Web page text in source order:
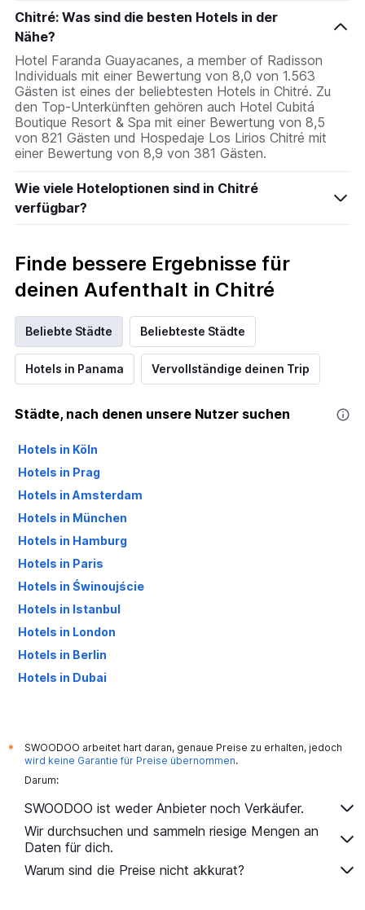
Chitré: Was sind die besten Hotels in der
Nähe?
Hotel Faranda Guayacanes, a member of Radisson
Individuals mit einer Bewertung von 8,0 von 1.563
Gästen ist eines der beliebtesten Hotels in Chitré. Zu
den Top-Unterkünften gehören auch Hotel Cubitá
Boutique Resort & Spa mit einer Bewertung von 8,5
von 821 Gästen und Hospedaje Los Lirios Chitré mit
einer Bewertung von 8,9 von 381 Gästen.
Wie viele Hoteloptionen sind in Chitré
verfügbar?
Finde bessere Ergebnisse für
deinen Aufenthalt in Chitré
Beliebte Städte Beliebteste Städte
Hotels in Panama Vervollständige deinen Trip
Städte, nach denen unsere Nutzer suchen
Hotels in Köln
Hotels in Prag
Hotels in Amsterdam
Hotels in München
Hotels in Hamburg
Hotels in Paris
Hotels in Świnoujście
Hotels in Istanbul
Hotels in London
Hotels in Berlin
Hotels in Dubai
*
SWOODOO arbeitet hart daran, genaue Preise zu erhalten, jedoch
wird keine Garantie für Preise übernommen.
Darum:
SWOODOO ist weder Anbieter noch Verkäufer.
Wir durchsuchen und sammeln riesige Mengen an
Daten für dich.
Warum sind die Preise nicht akkurat?